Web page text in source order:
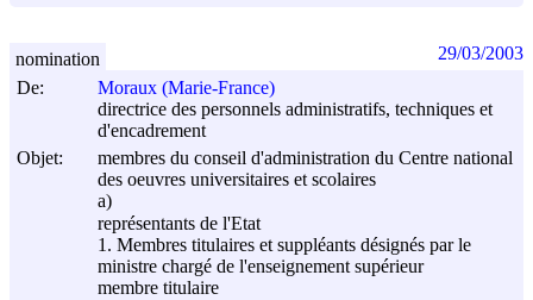
De:
Moraux (Marie-France)
directrice des personnels administratifs, techniques et
d'encadrement
Objet:
membres du conseil d'administration du Centre national
des oeuvres universitaires et scolaires
a)
représentants de l'Etat
1. Membres titulaires et suppléants désignés par le
ministre chargé de l'enseignement supérieur
membre titulaire
nomination 29/03/2003